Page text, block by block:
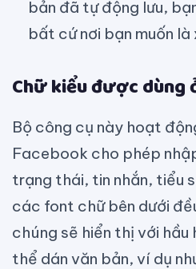
bản đã tự động lưu,
bất cứ nơi bạn muốn là
Chữ kiểu được dùng
Bộ công cụ này hoạt
Facebook cho phép
trạng thái, tin nhắn, tiểu
các font chữ bên dưới
chúng sẽ hiển thị với hầu
thể dán văn bản, ví dụ